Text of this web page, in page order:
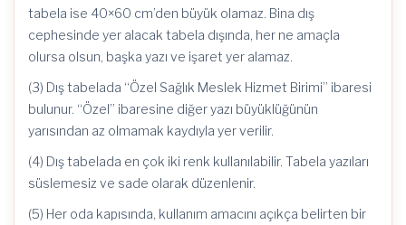
tabela ise 40×60 cm’den büyük olamaz. Bina dış
cephesinde yer alacak tabela dışında, her ne amaçla
olursa olsun, başka yazı ve işaret yer alamaz.
(3) Dış tabelada “Özel Sağlık Meslek Hizmet Birimi” ibaresi
bulunur. “Özel” ibaresine diğer yazı büyüklüğünün
yarısından az olmamak kaydıyla yer verilir.
(4) Dış tabelada en çok iki renk kullanılabilir. Tabela yazıları
süslemesiz ve sade olarak düzenlenir.
(5) Her oda kapısında, kullanım amacını açıkça belirten bir